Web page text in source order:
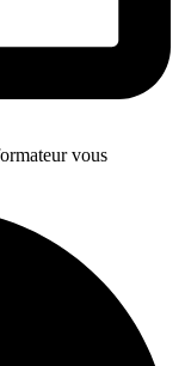
vous